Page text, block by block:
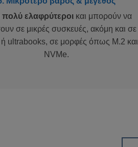
πολύ ελαφρύτεροικαι μπορούν να
σε μικρές συσκευές, ακόμη και σε
ultrabooks, σε μορφές όπως M.2 και
NVMe.